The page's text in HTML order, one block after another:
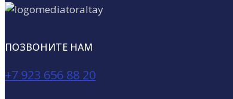
ПОЗВОНИТЕ НАМ
+7 923 656 88 20